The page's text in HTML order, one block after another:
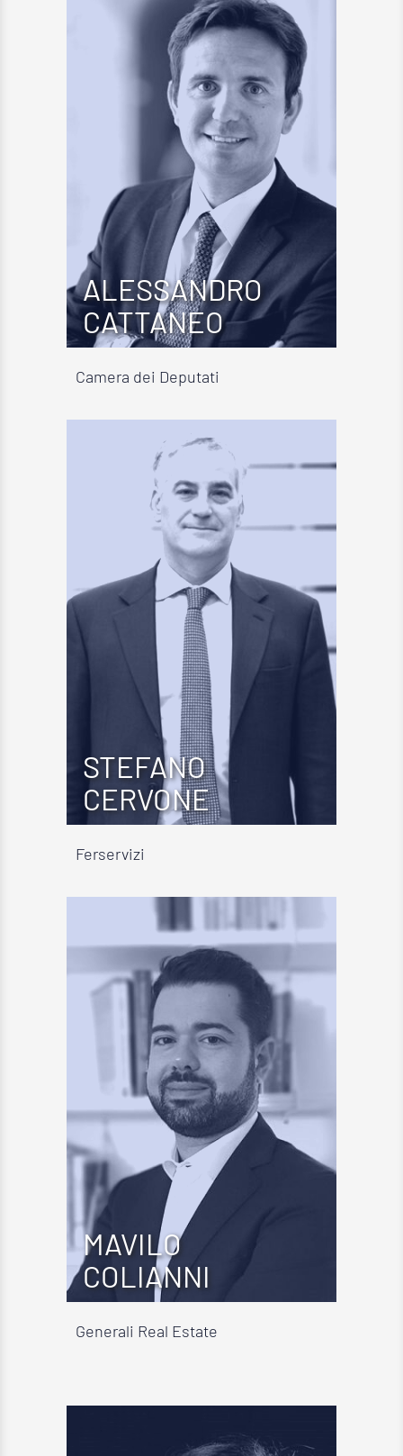
ALESSANDRO
CATTANEO
Camera dei Deputati
STEFANO
CERVONE
Ferservizi
MAVILO
COLIANNI
Generali Real Estate